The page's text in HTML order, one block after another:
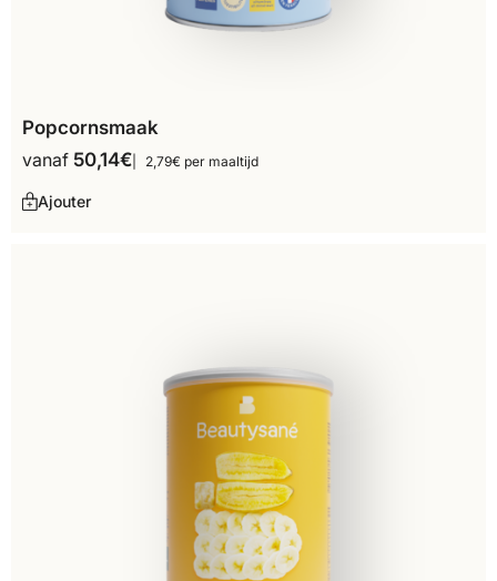
Popcornsmaak
vanaf 50,14€ 2,79€ per maaltijd
Ajouter